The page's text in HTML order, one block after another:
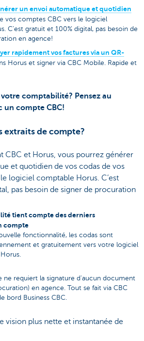
un envoi automatique et quotidien
vos comptes CBC vers le logiciel
C’est gratuit et 100% digital, pas besoin de
en agence!
rapidement vos factures via un QR-
Horus et signer via CBC Mobile. Rapide et
comptabilité? Pensez au
un compte CBC!
extraits de compte?
CBC et Horus, vous pourrez générer
et quotidien de vos codas de vos
logiciel comptable Horus. C’est
pas besoin de signer de procuration
tient compte des derniers
compte
fonctionnalité, les codas sont
et gratuitement vers votre logiciel
ne requiert la signature d'aucun document
en agence. Tout se fait via CBC
bord Business CBC.
vision plus nette et instantanée de